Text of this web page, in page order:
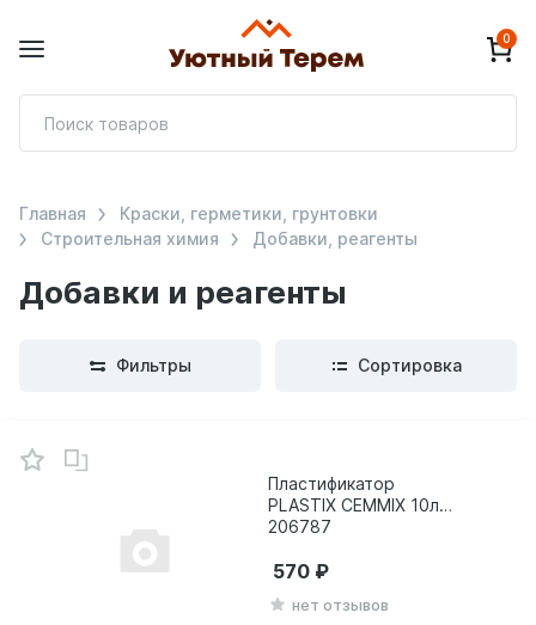
0
Добавки и реагенты
Главная
Краски, герметики, грунтовки
Строительная химия
Добавки, реагенты
Фильтры Сортировка
Пластификатор
PLASTIX CEMMIX 10л
206787
нет отзывов
570